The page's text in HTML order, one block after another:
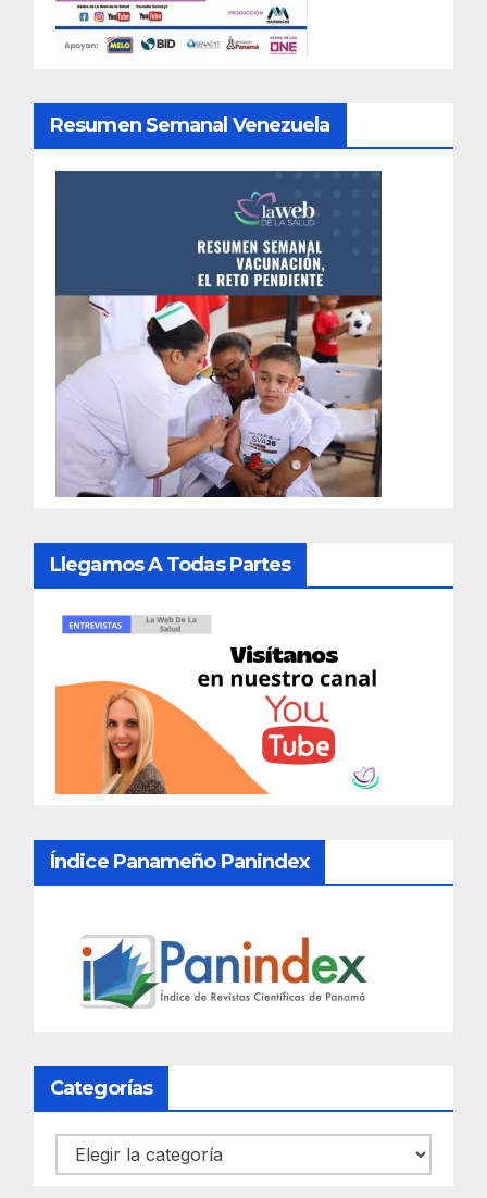
Resumen Semanal Venezuela
Llegamos A Todas Partes
Índice Panameño Panindex
Categorías
Categorías